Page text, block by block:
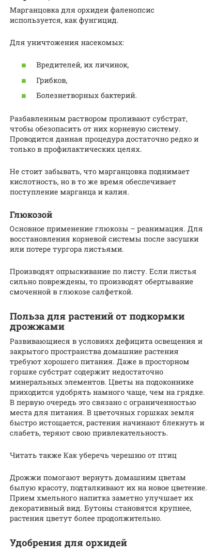
Марганцовка для орхидеи фаленопсис
используется, как фунгицид.
Для уничтожения насекомых:
Вредителей, их личинок,
Грибков,
Болезнетворных бактерий.
Разбавленным раствором проливают субстрат,
чтобы обезопасить от них корневую систему.
Проводится данная процедура достаточно редко и
только в профилактических целях.
Не стоит забывать, что марганцовка поднимает
кислотность, но в то же время обеспечивает
поступление марганца и калия.
Глюкозой
Основное применение глюкозы – реанимация. Для
восстановления корневой системы после засушки
или потере тургора листьями.
Производят опрыскивание по листу. Если листья
сильно повреждены, то производят обертывание
смоченной в глюкозе салфеткой.
Польза для растений от подкормки
дрожжами
Развивающиеся в условиях дефицита освещения и
закрытого пространства домашние растения
требуют хорошего питания. Даже в просторном
горшке субстрат содержит недостаточно
минеральных элементов. Цветы на подоконнике
приходится удобрять намного чаще, чем на грядке.
В первую очередь это связано с ограниченностью
места для питания. В цветочных горшках земля
быстро истощается, растения начинают блекнуть и
слабеть, теряют свою привлекательность.
Читать также Как уберечь черешню от птиц
Дрожжи помогают вернуть домашним цветам
былую красоту, подталкивают их на новое цветение.
Прием хмельного напитка заметно улучшает их
декоративный вид. Бутоны становятся крупнее,
растения цветут более продолжительно.
Удобрения для орхидей